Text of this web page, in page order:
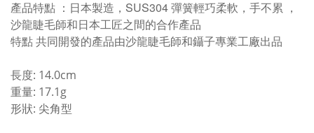
產品特點 ：日本製造，SUS304 彈簧輕巧柔軟，手不累 ，
沙龍睫毛師和日本工匠之間的合作產品
特點 共同開發的產品由沙龍睫毛師和鑷子專業工廠出品
長度: 14.0cm
重量: 17.1g
形狀: 尖角型